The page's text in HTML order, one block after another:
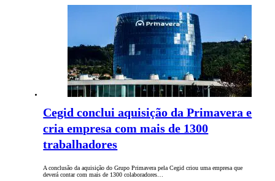
Cegid conclui aquisição da Primavera e
cria empresa com mais de 1300
trabalhadores
A conclusão da aquisição do Grupo Primavera pela Cegid criou uma empresa que
deverá contar com mais de 1300 colaboradores…